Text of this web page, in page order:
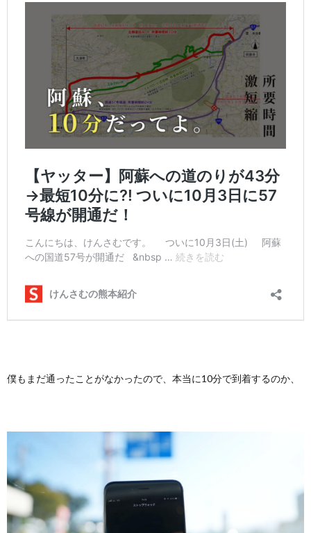
僕もまだ通ったことがなかったので、本当に10分で到着するのか、